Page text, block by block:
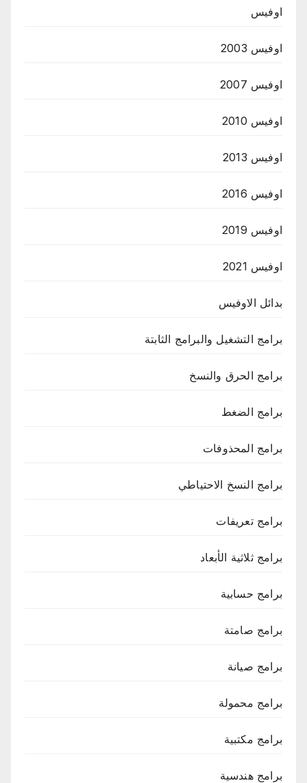
اوفيس
اوفيس 2003
اوفيس 2007
اوفيس 2010
اوفيس 2013
اوفيس 2016
اوفيس 2019
اوفيس 2021
بدائل الاوفيس
برامج التشغيل والبرامج الثابتة
برامج الحرق والنسخ
برامج الضغط
برامج المحذوفات
برامج النسخ الاحتياطي
برامج تعريفات
برامج ثلاثية الأبعاد
برامج حسابية
برامج صامتة
برامج صيانة
برامج محمولة
برامج مكتبية
برامج هندسية